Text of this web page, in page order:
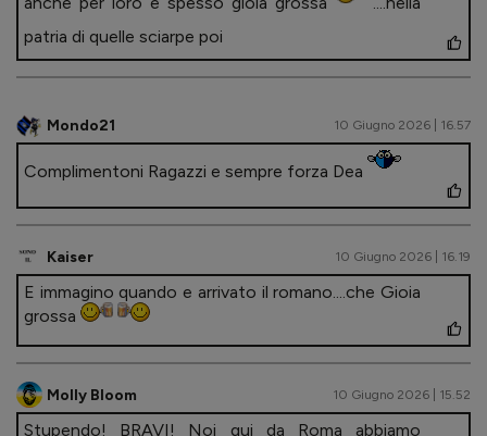
patria di quelle sciarpe poi
Mondo21 10 Giugno 2026 | 16.57
Complimentoni Ragazzi e sempre forza Dea
Kaiser 10 Giugno 2026 | 16.19
E immagino quando e arrivato il romano....che Gioia
grossa
Molly Bloom 10 Giugno 2026 | 15.52
Stupendo! BRAVI! Noi qui da Roma abbiamo